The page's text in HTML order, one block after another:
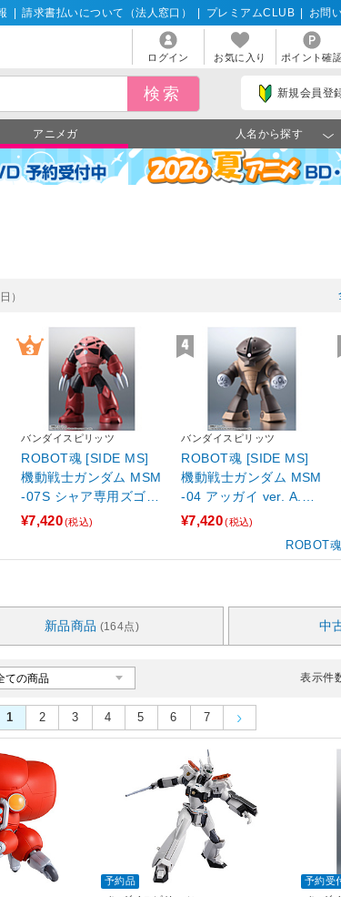
請求書払いについて（法人窓口） プレミアムCLUB お問
ログイン お気に入り ポイント確
新規会員登
アニメガ 人名から探す
）
バンダイスピリッツ
ROBOT魂 [SIDE MS]
機動戦士ガンダム MSM
-07S シャア専用ズゴッ
ク ver. A.N.I.M.E.（再
¥7,420(税込)
バンダイスピリッツ
ROBOT魂 [SIDE MS]
機動戦士ガンダム MSM
-04 アッガイ ver. A.N.
I.M.E.（再販版）
¥7,420(税込)
ROBOT
新品商品 (164点) 中
表示件
1 2 3 4 5 6 7
予約品
予約受